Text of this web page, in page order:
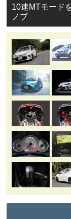
10速MTモード
ノブ